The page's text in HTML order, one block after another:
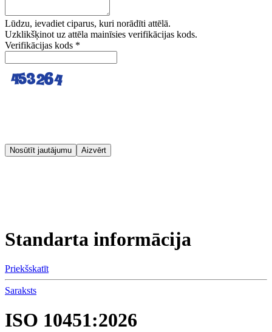
Lūdzu, ievadiet ciparus, kuri norādīti attēlā.
Uzklikšķinot uz attēla mainīsies verifikācijas kods.
Verifikācijas kods *
Nosūtīt jautājumu Aizvērt
Standarta informācija
Priekšskatīt
Saraksts
ISO 10451:2026